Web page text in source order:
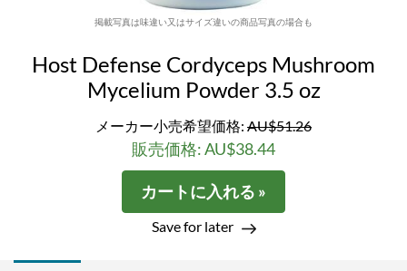
掲載写真は味違い又はサイズ違いの商品写真の場合も
Host Defense Cordyceps Mushroom
Mycelium Powder 3.5 oz
メーカー小売希望価格: AU$51.26
販売価格: AU$38.44
カートに入れる »
Save for later